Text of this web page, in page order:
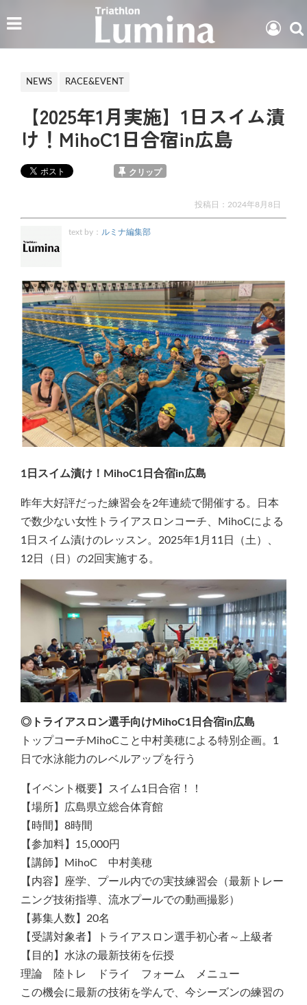
NEWS RACE&EVENT
【2025年1月実施】1日スイム漬
け！MihoC1日合宿in広島
クリップ
投稿日： 2024年8月8日
text by： ルミナ編集部
1日スイム漬け！MihoC1日合宿in広島
昨年大好評だった練習会を2年連続で開催する。日本
で数少ない女性トライアスロンコーチ、MihoCによる
1日スイム漬けのレッスン。2025年1月11日（土）、
12日（日）の2回実施する。
◎トライアスロン選手向けMihoC1日合宿in広島
トップコーチMihoCこと中村美穂による特別企画。1
日で水泳能力のレベルアップを行う
【イベント概要】スイム1日合宿！！
【場所】広島県立総合体育館
【時間】8時間
【参加料】15,000円
【講師】MihoC 中村美穂
【内容】座学、プール内での実技練習会（最新トレー
ニング技術指導、流水プールでの動画撮影）
【募集人数】20名
【受講対象者】トライアスロン選手初心者～上級者
【目的】水泳の最新技術を伝授
理論 陸トレ ドライ フォーム メニュー
この機会に最新の技術を学んで、今シーズンの練習の